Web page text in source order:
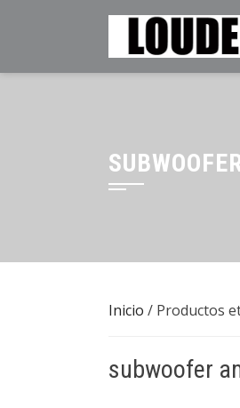
Inicio / Productos
subwoofer